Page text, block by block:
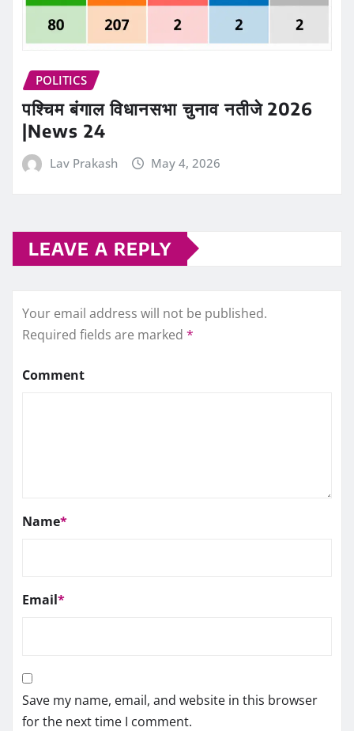
POLITICS
पश्चिम बंगाल विधानसभा चुनाव नतीजे 2026
|News 24
Lav Prakash May 4, 2026
LEAVE A REPLY
Your email address will not be published.
Required fields are marked *
Comment
Name*
Email*
Save my name, email, and website in this browser
for the next time I comment.